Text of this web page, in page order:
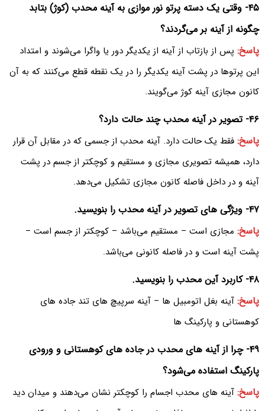
۴۵- وقتی یک دسته پرتو نور موازی به آینه محدب (کوژ) بتابد
چگونه از آینه بر می‌گردند؟‌
پاسخ: پس از بازتاب از آینه از یکدیگر دور یا واگرا می‌شوند و امتداد
این پرتوها در پشت آینه یکدیگر را در یک نقطه قطع می‌کنند که به آن
کانون مجازی آینه کوژ می‌گویند.
۴۶- تصویر در آینه محدب چند حالت دارد؟‌
پاسخ: فقط یک حالت دارد. آینه محدب از جسمی که در مقابل آن قرار
دارد، همیشه تصویری مجازی و مستقیم و کوچکتر از جسم در پشت
آینه و در داخل فاصله کانون مجازی تشکیل می‌دهد.
۴۷- ویژگی های تصویر در آینه محدب را بنویسید.
پاسخ: مجازی است – مستقیم می‌باشد – کوچکتر از جسم است –
پشت آینه است و در فاصله کانونی می‌باشد.
۴۸- کاربرد آین محدب را بنویسید.
پاسخ: آینه بغل اتومبیل ها – آینه سرپیچ های تند جاده های
کوهستانی و پارکینگ ها
۴۹- چرا از آینه های محدب در جاده های کوهستانی و ورودی
پارکینگ استفاده می‌شود؟
پاسخ: آینه های محدب اجسام را کوچکتر نشان می‌دهند و میدان دید